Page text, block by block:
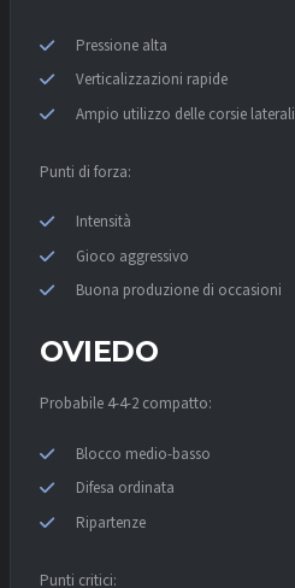
Pressione alta
Verticalizzazioni rapide
Ampio utilizzo delle corsie laterali
Punti di forza:
Intensità
Gioco aggressivo
Buona produzione di occasioni
OVIEDO
Probabile 4-4-2 compatto:
Blocco medio-basso
Difesa ordinata
Ripartenze
Punti critici: